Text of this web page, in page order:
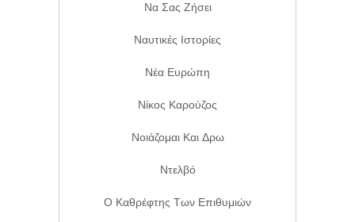
Να Σας Ζήσει
Ναυτικές Ιστορίες
Νέα Ευρώπη
Νίκος Καρούζος
Νοιάζομαι Και Δρω
Ντελβό
Ο Καθρέφτης Των Επιθυμιών